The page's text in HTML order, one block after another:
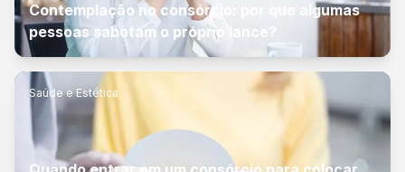
Contemplação no consórcio: por que algumas
pessoas sabotam o próprio lance?
Saúde e Estética